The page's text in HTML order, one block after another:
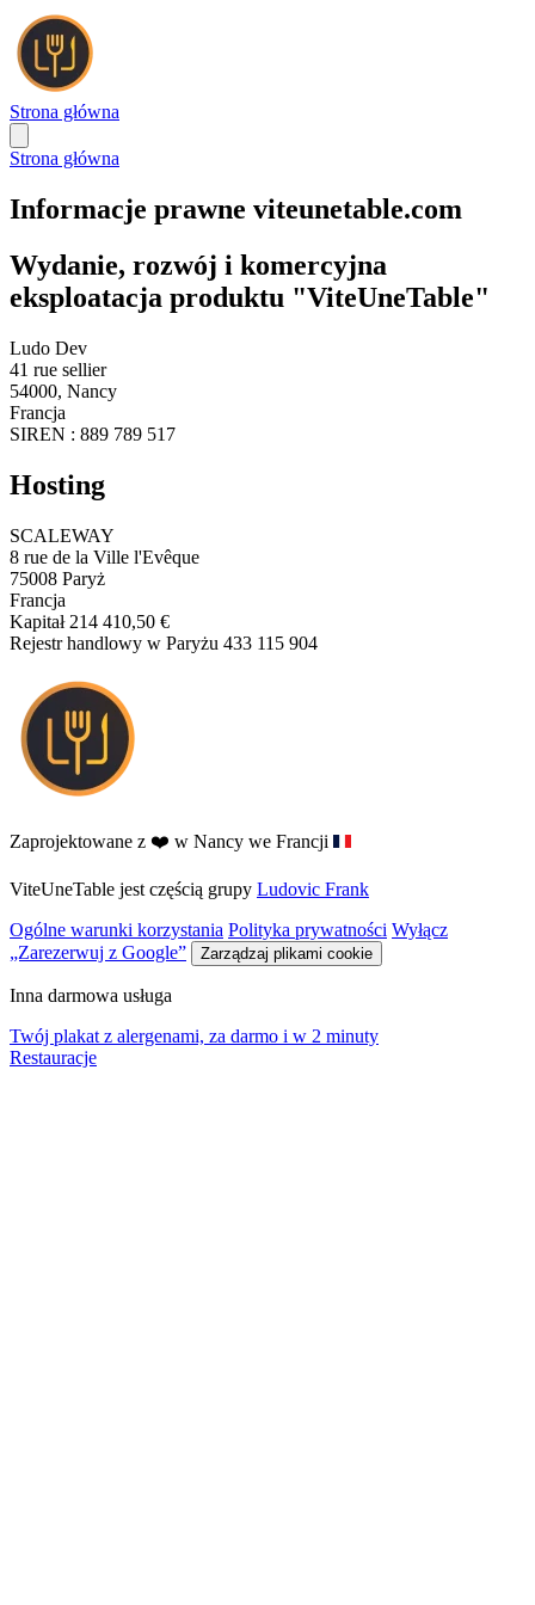
Strona główna
Strona główna
Informacje prawne viteunetable.com
Wydanie, rozwój i komercyjna
eksploatacja produktu "ViteUneTable"
Ludo Dev
41 rue sellier
54000, Nancy
Francja
SIREN : 889 789 517
Hosting
SCALEWAY
8 rue de la Ville l'Evêque
75008 Paryż
Francja
Kapitał 214 410,50 €
Rejestr handlowy w Paryżu 433 115 904
Zaprojektowane z ❤️ w Nancy we Francji
ViteUneTable jest częścią grupy Ludovic Frank
Ogólne warunki korzystania Polityka prywatności Wyłącz
„Zarezerwuj z Google”
Zarządzaj plikami cookie
Inna darmowa usługa
Twój plakat z alergenami, za darmo i w 2 minuty
Restauracje